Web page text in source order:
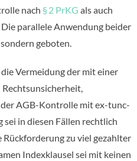
nach § 2 PrKG als auch
Die parallele Anwendung beider
geboten.
die Vermeidung der mit einer
AGB-Kontrolle mit ex-tunc-
in diesen Fällen rechtlich
zu viel gezahlter
Indexklausel sei mit keinen